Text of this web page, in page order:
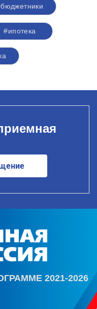
#ипотека
2021-2026